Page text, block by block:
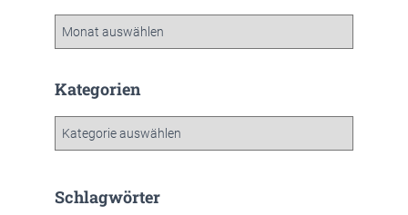
h
Kategorien
g
Schlagwörter